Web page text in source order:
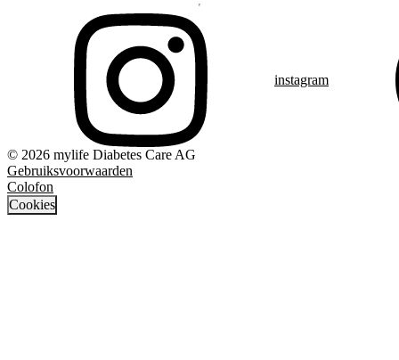
instagram
© 2026 mylife Diabetes Care AG
Gebruiksvoorwaarden
Colofon
Cookies